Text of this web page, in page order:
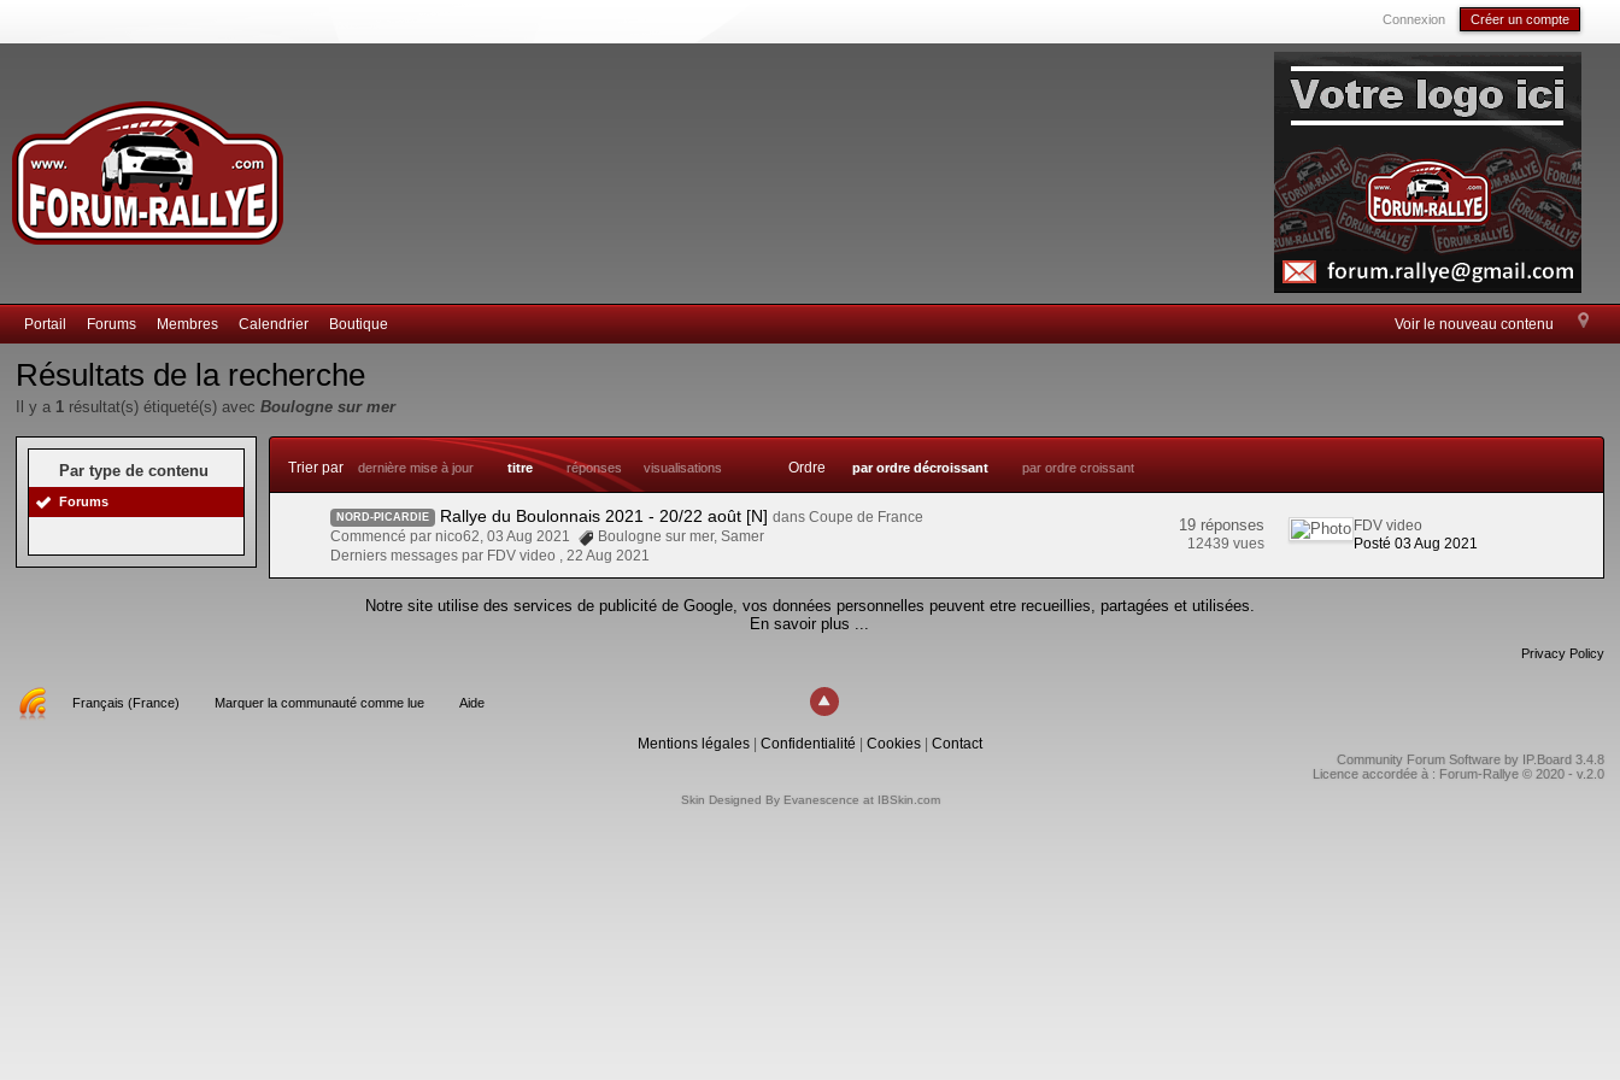
Connexion Créer un compte
Voir le nouveau contenu
Portail Forums Membres Calendrier Boutique
Résultats de la recherche
Il y a 1 résultat(s) étiqueté(s) avecBoulogne sur mer
Par type de contenu
Forums
Trier par dernière mise à jour titre réponses visualisations Ordre par ordre décroissant par ordre croissant
NORD-PICARDIE Rallye du Boulonnais 2021 - 20/22 août [N] dans Coupe de France
Commencé par nico62, 03 Aug 2021
Boulogne sur mer,Samer
Derniers messages par FDV video ,22 Aug 2021
19 réponses
12439 vues
FDV video
Posté 03 Aug 2021
Notre site utilise des services de publicité de Google, vos données personnelles peuvent etre recueillies, partagées et utilisées.
En savoir plus ...
Privacy Policy
Français (France) Marquer la communauté comme lue Aide
Mentions légales| Confidentialité Cookies| Contact
Community Forum Software by IP.Board 3.4.8
Licence accordée à : Forum-Rallye © 2020 - v.2.0
Skin Designed By Evanescence at IBSkin.com